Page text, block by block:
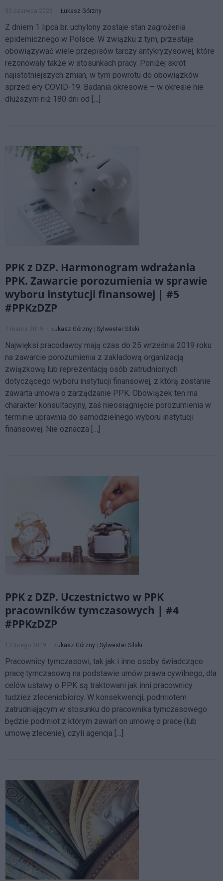
30 czerwca 2023 Łukasz Górzny
Z dniem 1 lipca br. uchylony zostaje stan zagrożenia
epidemicznego w Polsce. W związku z tym, przestaje
obowiązywać wiele przepisów tarczy antykryzysowej, które
rezonowały także w stosunkach pracy. Poniżej skrót
najistotniejszych zmian, w tym powrotu do obowiązków
sprzed ery COVID-19. Badania okresowe – w okresie nie
dłuższym niż 180 dni od […]
PPK z DZP. Harmonogram wdrażania
PPK. Zawarcie porozumienia w sprawie
wyboru instytucji finansowej | #5
#PPKzDZP
7 marca 2019 Łukasz Górzny | Sylwester Silski
Najwięksi pracodawcy mają czas do 25 września 2019 roku
na zawarcie porozumienia z zakładową organizacją
związkową lub reprezentacją osób zatrudnionych
dotyczącego wyboru instytucji finansowej, z którą zostanie
zawarta umowa o zarządzanie PPK. Obowiązek ten ma
charakter konsultacyjny, zaś nieosiągnięcie porozumienia w
terminie uprawnia do samodzielnego wyboru instytucji
finansowej. Nie oznacza […]
PPK z DZP. Uczestnictwo w PPK
pracowników tymczasowych | #4
#PPKzDZP
13 lutego 2019 Łukasz Górzny Sylwester Silski
Pracownicy tymczasowi, tak jak i inne osoby świadczące
pracę tymczasową na podstawie umów prawa cywilnego, dla
celów ustawy o PPK są traktowani jak inni pracownicy
tudzież zleceniobiorcy. W konsekwencji, podmiotem
zatrudniającym w stosunku do pracownika tymczasowego
będzie podmiot z którym zawarł on umowę o pracę (lub
umowę zlecenie), czyli agencja […]